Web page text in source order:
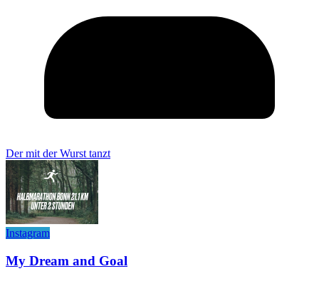
Der mit der Wurst tanzt
Instagram
My Dream and Goal